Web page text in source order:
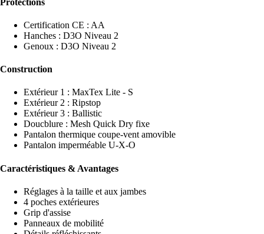
Certification CE : AA
Hanches : D3O Niveau 2
Genoux : D3O Niveau 2
Construction
Extérieur 1 : MaxTex Lite - S
Extérieur 2 : Ripstop
Extérieur 3 : Ballistic
Doucblure : Mesh Quick Dry fixe
Pantalon thermique coupe-vent amovible
Pantalon imperméable U-X-O
Caractéristiques & Avantages
Réglages à la taille et aux jambes
4 poches extérieures
Grip d'assise
Panneaux de mobilité